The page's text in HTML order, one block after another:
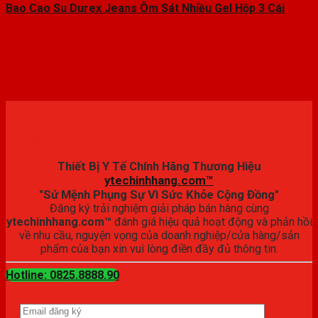
Bao Cao Su Durex Jeans Ôm Sát Nhiều Gel Hộp 3 Cái
Thiết Bị Y Tế Chính Hãng Thương Hiệu
ytechinhhang.com™
"Sứ Mệnh Phụng Sự Vì Sức Khỏe Cộng Đồng"
Đăng ký trải nghiệm giải pháp bán hàng cùng
ytechinhhang.com™ đánh giá hiệu quả hoạt động và phản hồi
về nhu cầu, nguyện vọng của doanh nghiệp/cửa hàng/sản
phẩm của bạn xin vui lòng điền đầy đủ thông tin.
Hotline: 0825.8888.90